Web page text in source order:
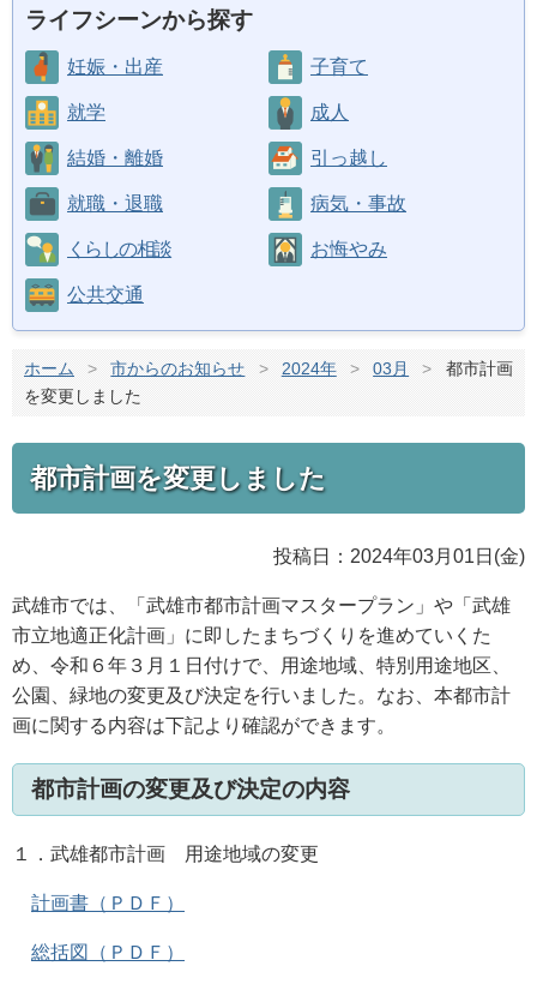
ライフシーンから探す
妊娠・出産 子育て
就学 成人
結婚・離婚 引っ越し
就職・退職 病気・事故
くらしの相談 お悔やみ
公共交通
ホーム > 市からのお知らせ > 2024年 > 03月 >
都市計画
を変更しました
都市計画を変更しました
投稿日：2024年03月01日(金)
武雄市では、「武雄市都市計画マスタープラン」や「武雄
市立地適正化計画」に即したまちづくりを進めていくた
め、令和６年３月１日付けで、用途地域、特別用途地区、
公園、緑地の変更及び決定を行いました。なお、本都市計
画に関する内容は下記より確認ができます。
都市計画の変更及び決定の内容
１．武雄都市計画 用途地域の変更
計画書（ＰＤＦ）
総括図（ＰＤＦ）